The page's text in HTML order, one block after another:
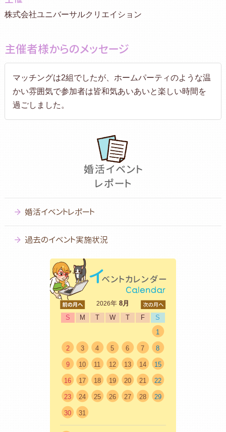
株式会社ユニバーサルクリエイション
主催者様からのメッセージ
マッチングは2組でしたが、ホームパーティのような温
かい雰囲気で参加者は皆和気あいあいと楽しい時間を
過ごしました。
婚活イベントレポート
過去のイベント実施状況
2026年8月
S
M T W T F
S
1
2 3 4 5 6 7 8
9 10 11 12 13 14 15
16 17 18 19 20 21 22
23 24 25 26 27 28 29
30 31